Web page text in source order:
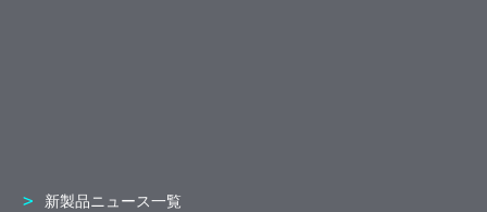
新製品ニュース一覧